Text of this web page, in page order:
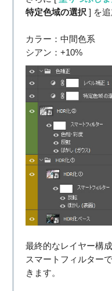
特定色域の選択 ] を追
カラー：中間色系
シアン：+10%
最終的なレイヤー構成
スマートフィルター
きます。